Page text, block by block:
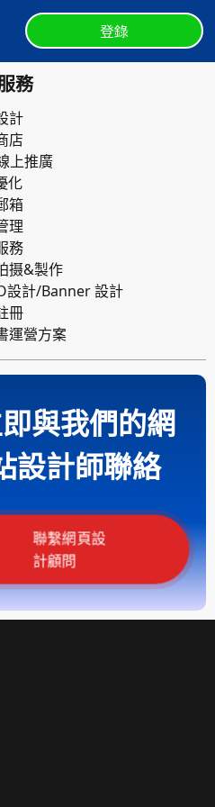
登錄
務
計
店
上推廣
化
箱
理
務
摄&製作
設計/Banner 設計
冊
運營方案
與我們的網
設計師聯絡
聯繫網頁設
計顧問